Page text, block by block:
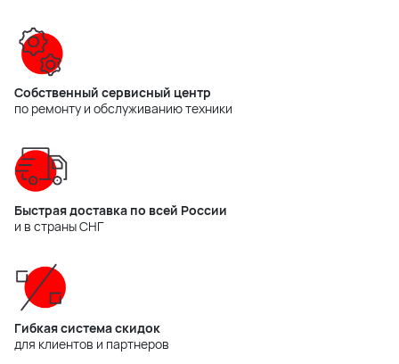
Собственный сервисный центр
по ремонту и обслуживанию техники
Быстрая доставка по всей России
и в страны СНГ
Гибкая система скидок
для клиентов и партнеров